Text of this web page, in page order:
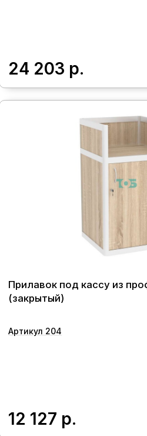
24 203 р.
Прилавок под кассу из
(закрытый)
Артикул 204
12 127 р.